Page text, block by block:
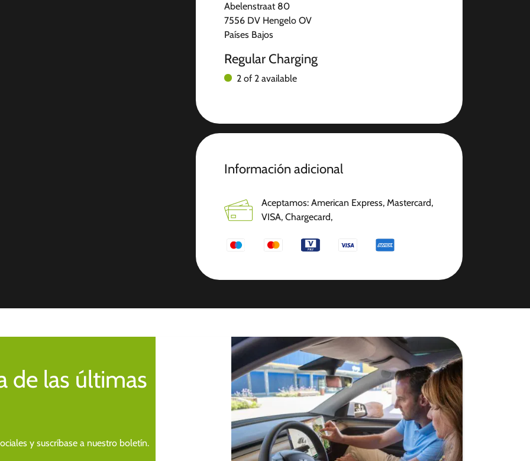
Abelenstraat 80
7556 DV Hengelo OV
Países Bajos
Regular Charging
2 of 2 available
Información adicional
Aceptamos: American Express, Mastercard,
VISA, Chargecard,
de las últimas
y suscríbase a nuestro boletín.